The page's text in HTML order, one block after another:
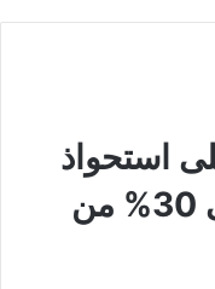
استحواذ
“أبوظبي القابضة” على 30% من